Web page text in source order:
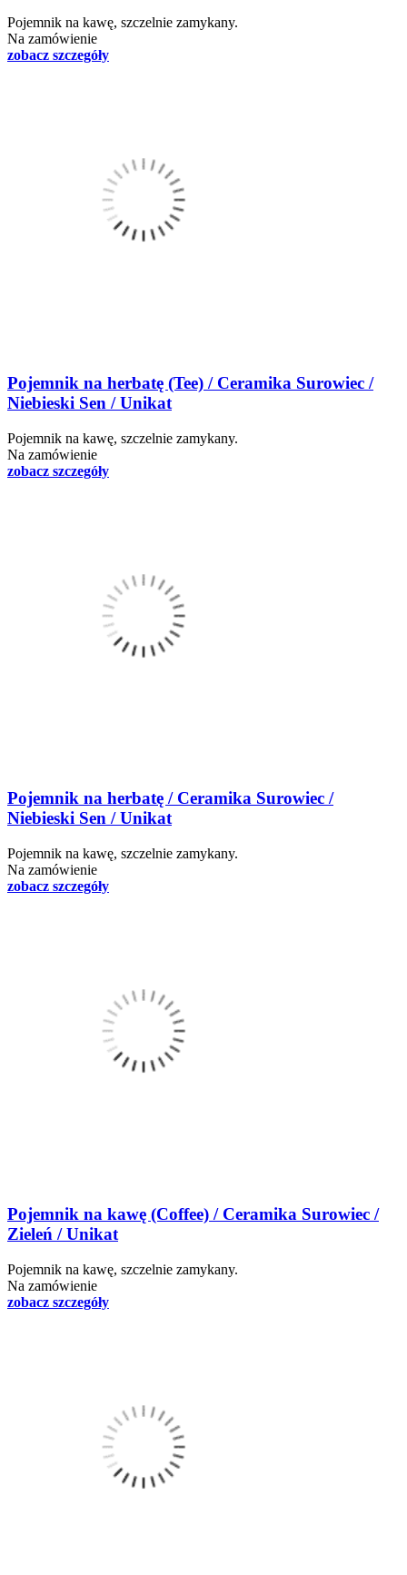
Pojemnik na kawę, szczelnie zamykany.
Na zamówienie
zobacz szczegóły
Pojemnik na herbatę (Tee) / Ceramika Surowiec /
Niebieski Sen / Unikat
Pojemnik na kawę, szczelnie zamykany.
Na zamówienie
zobacz szczegóły
Pojemnik na herbatę / Ceramika Surowiec /
Niebieski Sen / Unikat
Pojemnik na kawę, szczelnie zamykany.
Na zamówienie
zobacz szczegóły
Pojemnik na kawę (Coffee) / Ceramika Surowiec /
Zieleń / Unikat
Pojemnik na kawę, szczelnie zamykany.
Na zamówienie
zobacz szczegóły